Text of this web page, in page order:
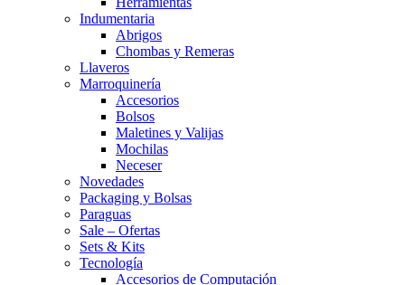
Indumentaria
Abrigos
Chombas y Remeras
Llaveros
Marroquinería
Accesorios
Bolsos
Maletines y Valijas
Mochilas
Neceser
Novedades
Packaging y Bolsas
Paraguas
Sale – Ofertas
Sets & Kits
Tecnología
Accesorios de Computación